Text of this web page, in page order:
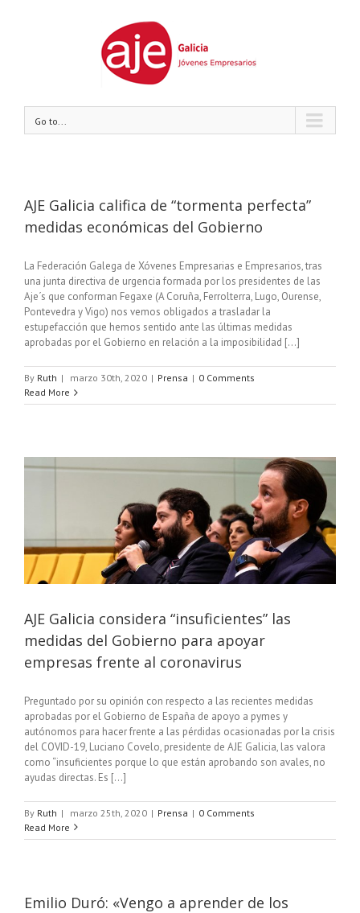
Go to...
AJE Galicia califica de “tormenta perfecta”
medidas económicas del Gobierno
La Federación Galega de Xóvenes Empresarias e Empresarios, tras
una junta directiva de urgencia formada por los presidentes de las
Aje´s que conforman Fegaxe (A Coruña, Ferrolterra, Lugo, Ourense,
Pontevedra y Vigo) nos vemos obligados a trasladar la
estupefacción que hemos sentido ante las últimas medidas
aprobadas por el Gobierno en relación a la imposibilidad [...]
By Ruth | marzo 30th, 2020 | Prensa | 0 Comments
Read More
AJE Galicia considera “insuficientes” las
medidas del Gobierno para apoyar
empresas frente al coronavirus
Preguntado por su opinión con respecto a las recientes medidas
aprobadas por el Gobierno de España de apoyo a pymes y
autónomos para hacer frente a las pérdidas ocasionadas por la crisis
del COVID-19, Luciano Covelo, presidente de AJE Galicia, las valora
como “insuficientes porque lo que están aprobando son avales, no
ayudas directas. Es [...]
By Ruth | marzo 25th, 2020 | Prensa | 0 Comments
Read More
Emilio Duró: «Vengo a aprender de los